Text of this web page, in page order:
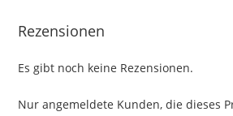
Rezensionen
Es gibt noch keine Rezensionen.
Nur angemeldete Kunden, die dieses